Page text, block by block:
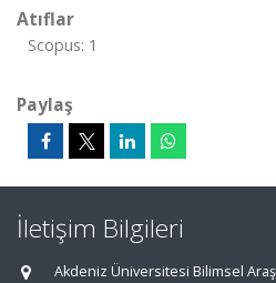
Atıflar
Scopus: 1
Paylaş
İletişim Bilgileri
Akdeniz Üniversitesi Bilimsel